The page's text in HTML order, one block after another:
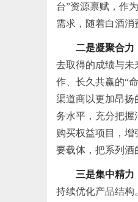
台”资源禀赋，作
需求，随着白酒消
二是凝聚合力
去取得的成绩与未
作、长久共赢的“
渠道商以更加昂扬
务水平，充分把握
购买权益项目，
要载体，把系列酒
三是集中精力
持续优化产品结构